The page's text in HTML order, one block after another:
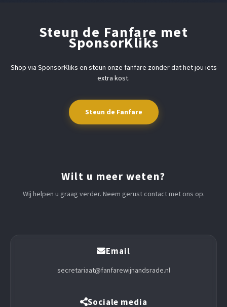
Steun de Fanfare met
SponsorKliks
Shop via SponsorKliks en steun onze fanfare zonder dat het jou iets
extra kost.
Steun de Fanfare
Wilt u meer weten?
Wij helpen u graag verder. Neem gerust contact met ons op.
Email
secretariaat@fanfarewijnandsrade.nl
Sociale media